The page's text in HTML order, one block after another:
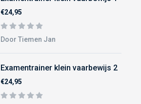
€24,95
Door Tiemen Jan
Examentrainer klein vaarbewijs 2
€24,95